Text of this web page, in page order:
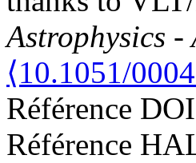
Astrophysics -
⟨10.1051/
Référence
Référence